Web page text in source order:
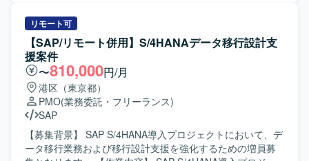
していただきます。具体的には、データ移行の全体計画に
基づく進捗管理、各拠点担当者との調整、課題・リスクの
洗い出しと整理、移行方針や移行設計内容の理解と関係者
への説明、移行に関する各種マネジメント業務などをご担
当いただきます。また、状況に応じて移行計画や手順書作
成などのドキュメント作成支援も行っていただきます。
【求める人物像】 SAPデータ移行の経験を活かしつつ、関
係者と円滑にコミュニケーションを取りながら、進捗や課
題を主体的に管理いただける方を求めています。複数拠
点・多くのステークホルダーが関わる環境の中で、状況を
リモート可
【SAP/リモート併用】S/4HANAデータ移行設計支
援案件
〜810,000円/月
港区（東京都）
PMO(業務委託・フリーランス)
SAP
【募集背景】 SAP S/4HANA導入プロジェクトにおいて、デ
ータ移行業務および移行設計支援を強化するための増員募